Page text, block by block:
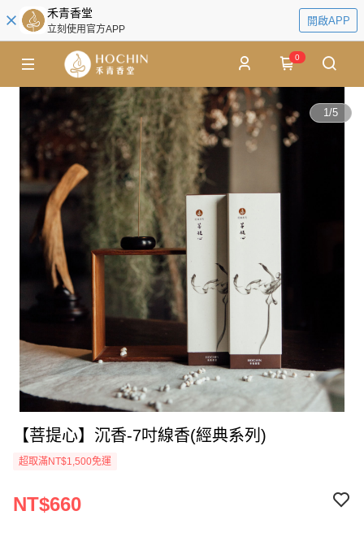
禾青香堂
立刻使用官方APP
開啟APP
0
1/5
【菩提心】沉香-7吋線香(經典系列)
超取滿NT$1,500免運
NT$660